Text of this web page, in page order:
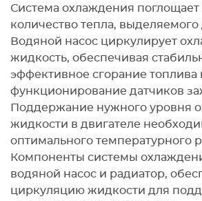
Система охлаждения
количество тепла, выделяемого
Водяной насос циркулирует
жидкость, обеспечивая
эффективное сгорание топлива
функционирование датчиков
Поддержание нужного уровня
жидкости в двигателе
оптимального температурного
Компоненты системы
водяной насос и радиатор,
циркуляцию жидкости для